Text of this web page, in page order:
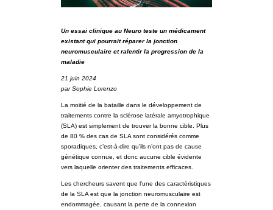
Un essai clinique au Neuro teste un médicament
existant qui pourrait réparer la jonction
neuromusculaire et ralentir la progression de la
maladie
21 juin 2024
par Sophie Lorenzo
La moitié de la bataille dans le développement de
traitements contre la sclérose latérale amyotrophique
(SLA) est simplement de trouver la bonne cible. Plus
de 80 % des cas de SLA sont considérés comme
sporadiques, c’est-à-dire qu’ils n’ont pas de cause
génétique connue, et donc aucune cible évidente
vers laquelle orienter des traitements efficaces.
Les chercheurs savent que l’une des caractéristiques
de la SLA est que la jonction neuromusculaire est
endommagée, causant la perte de la connexion